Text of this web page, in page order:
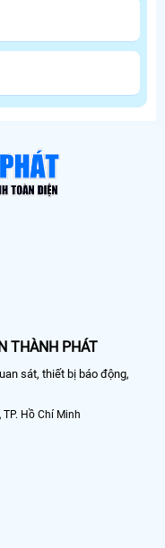
THÀNH PHÁT
sát, thiết bị báo động,
Hồ Chí Minh